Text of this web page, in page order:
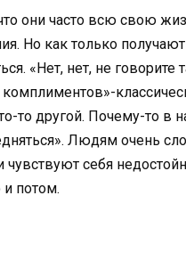
они часто всю свою
Но как только
«Нет, нет, не говорите
комплиментов»-
то другой. Почему-то в
Людям очень
чувствуют себя
и потом.